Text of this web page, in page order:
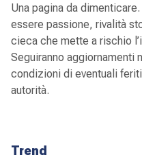
Una pagina da
essere passione, rivalità
cieca che mette a rischio
Seguiranno aggiornamenti
condizioni di eventuali
autorità.
Trend